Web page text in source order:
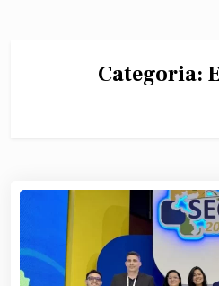
Categoria: